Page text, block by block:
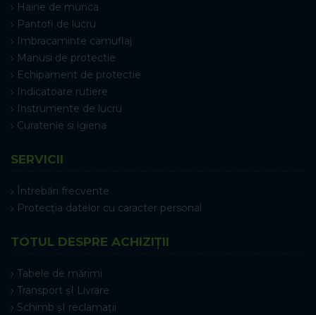
Haine de munca
Pantofi de lucru
Imbracaminte camuflaj
Manusi de protectie
Echipament de protectie
Indicatoare rutiere
Instrumente de lucru
Curatenie si igiena
SERVICII
Întrebări frecvente
Protecția datelor cu caracter personal
TOTUL DESPRE ACHIZIȚII
Tabele de mărimi
Transport șI Livrare
Schimb șI reclamații